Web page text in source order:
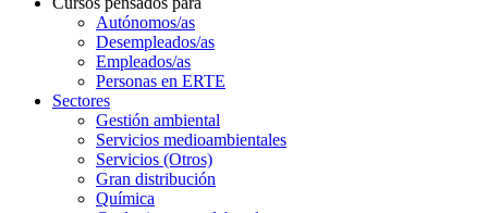
Autónomos/as
Desempleados/as
Empleados/as
Personas en ERTE
Sectores
Gestión ambiental
Servicios medioambientales
Servicios (Otros)
Gran distribución
Química